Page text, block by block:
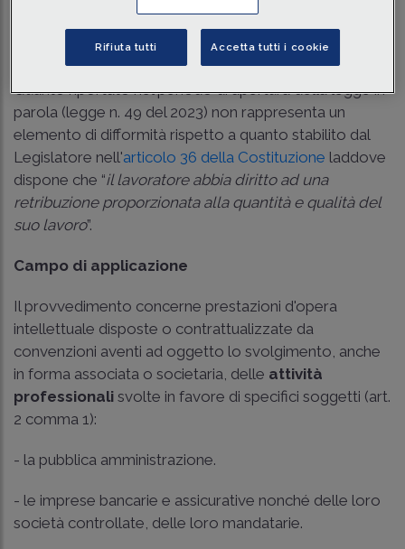
esempio, ad avvocati, professionisti iscritti agli ordini e
ai collegi, etc.).
Quanto riportato nel periodo di apertura della legge in
parola (legge n. 49 del 2023) non rappresenta un
elemento di difformità rispetto a quanto stabilito dal
Legislatore nell'articolo 36 della Costituzione laddove
dispone che “il lavoratore abbia diritto ad una
retribuzione proporzionata alla quantità e qualità del
suo lavoro”.
Campo di applicazione
Il provvedimento concerne prestazioni d'opera
intellettuale disposte o contrattualizzate da
convenzioni aventi ad oggetto lo svolgimento, anche
in forma associata o societaria, delle attività
professionali svolte in favore di specifici soggetti (art.
2 comma 1):
- la pubblica amministrazione.
- le imprese bancarie e assicurative nonché delle loro
società controllate, delle loro mandatarie.
Rifiuta tutti Accetta tutti i cookie